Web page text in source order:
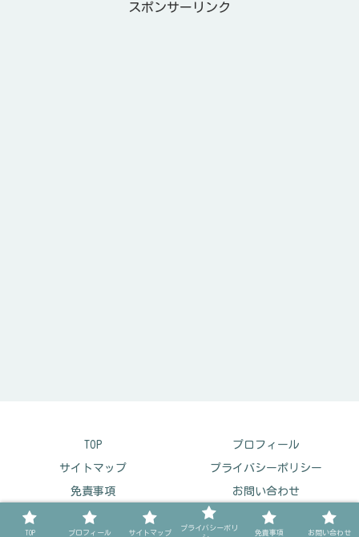
スポンサーリンク
TOP プロフィール
サイトマップ プライバシーポリシー
免責事項 お問い合わせ
© 2023 ほんタメガイド.
TOP プロフィール サイトマップ
プライバシーポリ
免責事項 お問い合わせ